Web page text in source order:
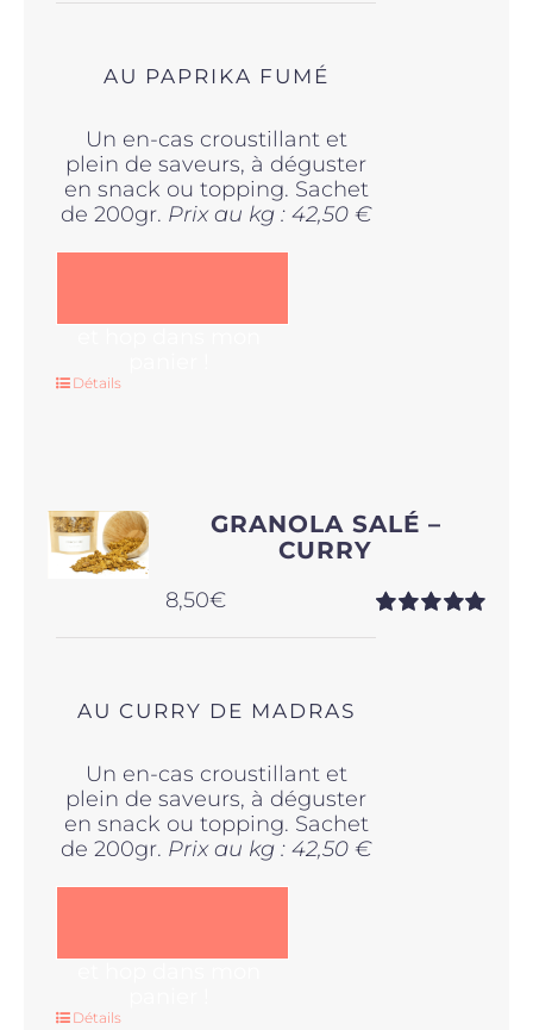
AU PAPRIKA FUMÉ
Un en-cas croustillant et
plein de saveurs, à déguster
en snack ou topping. Sachet
de 200gr. Prix au kg : 42,50 €
Détails
GRANOLA SALÉ –
CURRY
8,50€
AU CURRY DE MADRAS
Un en-cas croustillant et
plein de saveurs, à déguster
en snack ou topping. Sachet
de 200gr. Prix au kg : 42,50 €
Détails